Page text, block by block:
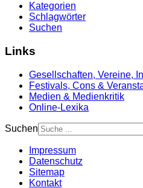
Kategorien
Schlagwörter
Suchen
Links
Gesellschaften, Vereine,
Festivals, Cons &
Medien & Medienkritik
Online-Lexika
Suchen
Impressum
Datenschutz
Sitemap
Kontakt